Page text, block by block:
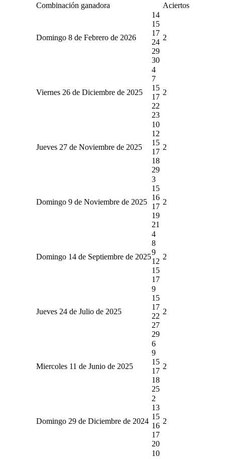
Combinación ganadora Aciertos
Domingo 8 de Febrero de 2026
14
15
17
24
29
30
2
Viernes 26 de Diciembre de 2025
4
7
15
17
22
23
2
Jueves 27 de Noviembre de 2025
10
12
15
17
18
29
2
Domingo 9 de Noviembre de 2025
3
15
16
17
19
21
2
Domingo 14 de Septiembre de 2025
4
8
9
12
15
17
2
Jueves 24 de Julio de 2025
9
15
17
22
27
29
2
Miercoles 11 de Junio de 2025
6
9
15
17
18
25
2
Domingo 29 de Diciembre de 2024
2
13
15
16
17
20
2
10